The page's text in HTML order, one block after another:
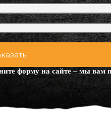
форму на сайте – мы вам